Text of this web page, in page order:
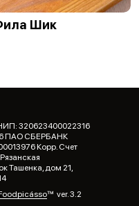
Шик
320623400022316
ПАО СБЕРБАНК
Корр. Счет
Ташенка, дом 21,
ver. 3.2